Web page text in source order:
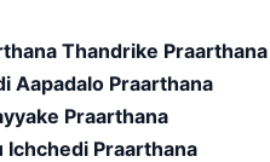
Thandrike Praarthana
Aapadalo Praarthana
Praarthana
Praarthana